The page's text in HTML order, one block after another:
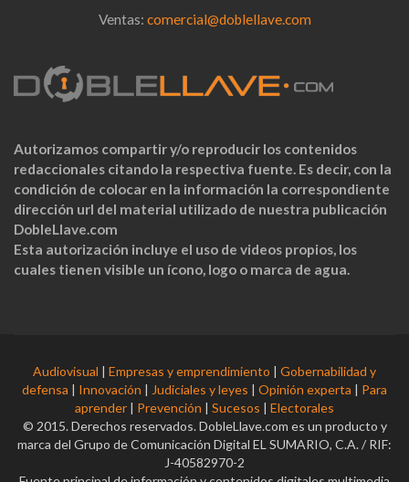
Ventas: comercial@doblellave.com
Autorizamos compartir y/o reproducir los contenidos
redaccionales citando la respectiva fuente. Es decir, con la
condición de colocar en la información la correspondiente
dirección url del material utilizado de nuestra publicación
DobleLlave.com
Esta autorización incluye el uso de videos propios, los
cuales tienen visible un ícono, logo o marca de agua.
Audiovisual | Empresas y emprendimiento | Gobernabilidad y
defensa | Innovación | Judiciales y leyes | Opinión experta | Para
aprender | Prevención | Sucesos | Electorales
© 2015. Derechos reservados. DobleLlave.com es un producto y
marca del Grupo de Comunicación Digital EL SUMARIO, C.A. / RIF:
J-40582970-2